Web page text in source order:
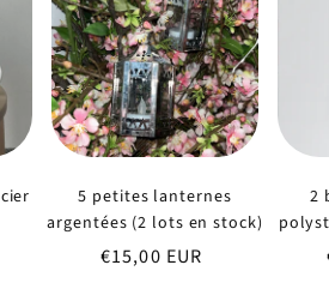
5 petites lanternes
argentées (2 lots en stock)
Prix
€15,00 EUR
2